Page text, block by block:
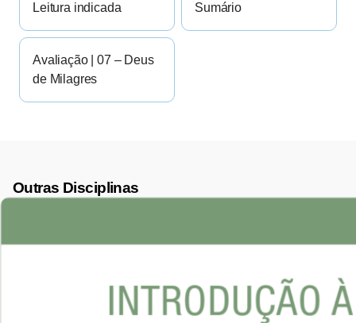
Leitura indicada Sumário
Avaliação | 07 – Deus
de Milagres
Outras Disciplinas